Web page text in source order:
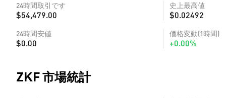
24時間取引です
$54,479.00
史上最高値
$0.02492
24時間安値
$0.00
価格変動(1時間)
+0.00%
ZKF 市場統計